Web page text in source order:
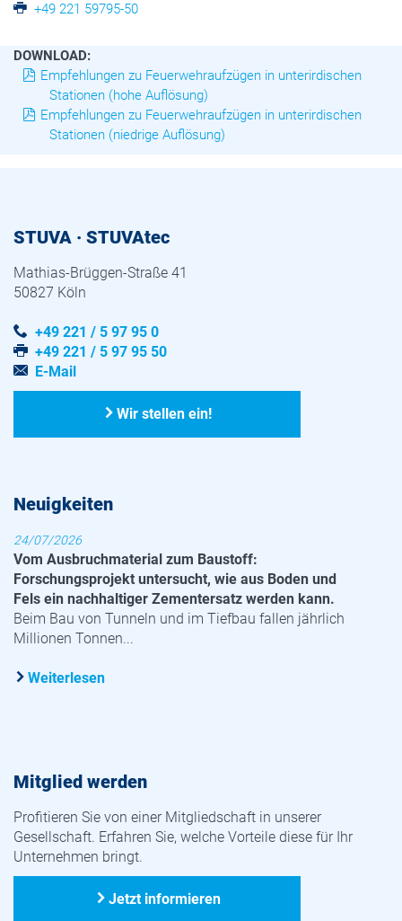
+49 221 59795-50
DOWNLOAD:
Empfehlungen zu Feuerwehraufzügen in unterirdischen
Stationen (hohe Auflösung)
Empfehlungen zu Feuerwehraufzügen in unterirdischen
Stationen (niedrige Auflösung)
STUVA · STUVAtec
Mathias-Brüggen-Straße 41
50827 Köln
+49 221 / 5 97 95 0
+49 221 / 5 97 95 50
E-Mail
Wir stellen ein!
Neuigkeiten
24/07/2026
Vom Ausbruchmaterial zum Baustoff:
Forschungsprojekt untersucht, wie aus Boden und
Fels ein nachhaltiger Zementersatz werden kann.
Beim Bau von Tunneln und im Tiefbau fallen jährlich
Millionen Tonnen...
Weiterlesen
Mitglied werden
Profitieren Sie von einer Mitgliedschaft in unserer
Gesellschaft. Erfahren Sie, welche Vorteile diese für Ihr
Unternehmen bringt.
Jetzt informieren